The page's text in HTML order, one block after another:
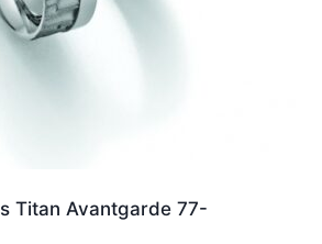
Titan Avantgarde 77-